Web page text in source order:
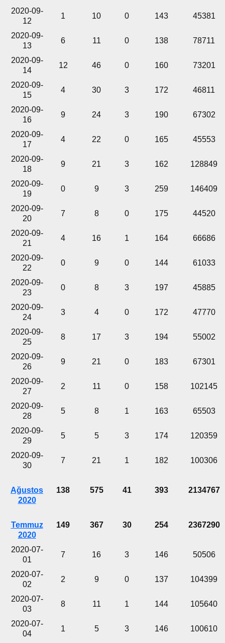
2020-09-
12
1 10 0 143 45381
2020-09-
13
6 11 0 138 78711
2020-09-
14
12 46 0 160 73201
2020-09-
15
4 30 3 172 46811
2020-09-
16
9 24 3 190 67302
2020-09-
17
4 22 0 165 45553
2020-09-
18
9 21 3 162 128849
2020-09-
19
0 9 3 259 146409
2020-09-
20
7 8 0 175 44520
2020-09-
21
4 16 1 164 66686
2020-09-
22
0 9 0 144 61033
2020-09-
23
0 8 3 197 45885
2020-09-
24
3 4 0 172 47770
2020-09-
25
8 17 3 194 55002
2020-09-
26
9 21 0 183 67301
2020-09-
27
2 11 0 158 102145
2020-09-
28
5 8 1 163 65503
2020-09-
29
5 5 3 174 120359
2020-09-
30
7 21 1 182 100306
Ağustos
2020
138 575 41 393 2134767
Temmuz
2020
149 367 30 254 2367290
2020-07-
01
7 16 3 146 50506
2020-07-
02
2 9 0 137 104399
2020-07-
03
8 11 1 144 105640
2020-07-
04
1 5 3 146 100610